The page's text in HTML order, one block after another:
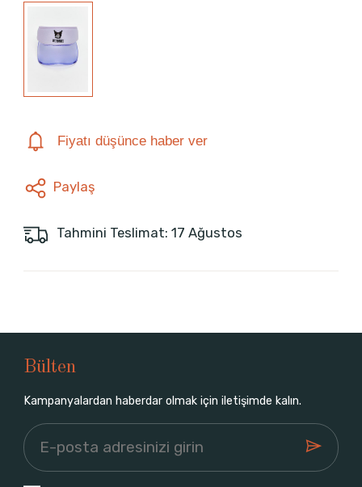
Fiyatı düşünce haber ver
Paylaş
Tahmini Teslimat: 17 Ağustos
Bülten
Kampanyalardan haberdar olmak için iletişimde kalın.